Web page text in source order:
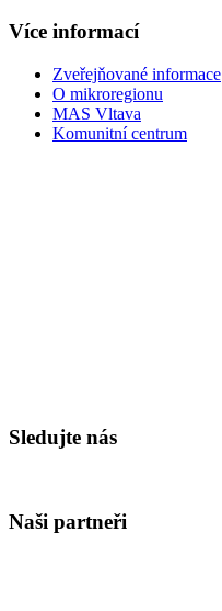
Více informací
Zveřejňované informace
O mikroregionu
MAS Vltava
Komunitní centrum
Sledujte nás
Naši partneři